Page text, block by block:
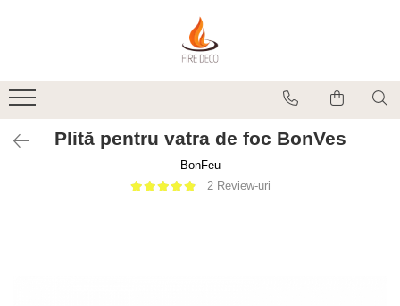
Vetre de foc
Grătare, plite și accesorii
Șeminee de exterior
Plită pentru vatra de foc BonVes
BonFeu
2 Review-uri